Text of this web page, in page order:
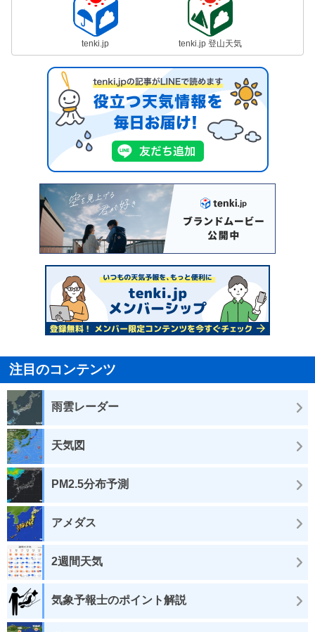
tenki.jp tenki.jp 登山天気
注目のコンテンツ
雨雲レーダー
天気図
PM2.5分布予測
アメダス
2週間天気
気象予報士のポイント解説